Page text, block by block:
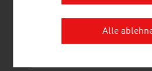
Alle